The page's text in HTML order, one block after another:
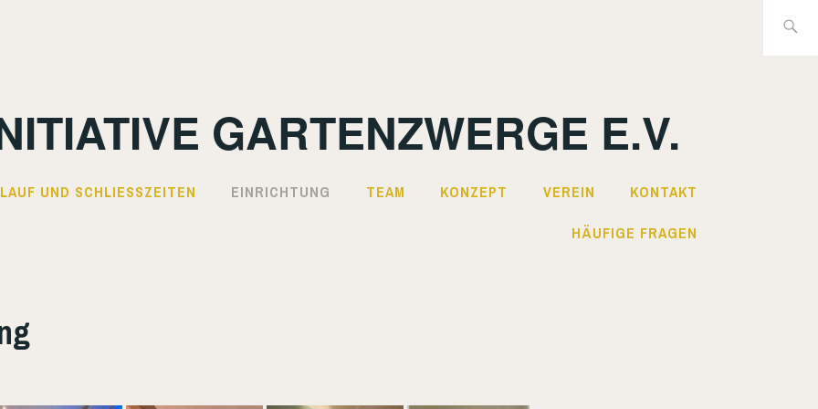
nach:
GARTENZWERGE E.V.
UND SCHLIESSZEITEN EINRICHTUNG TEAM KONZEPT VEREIN KONTAKT
HÄUFIGE FRAGEN